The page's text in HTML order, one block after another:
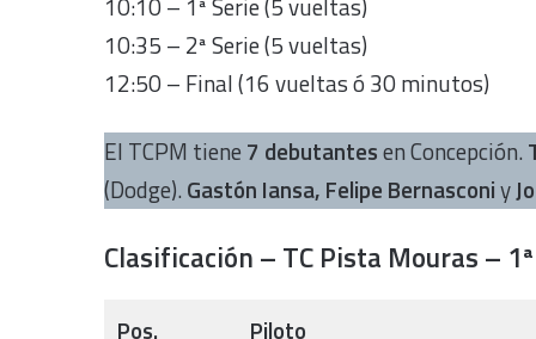
10:35 – 2ª Serie (5 vueltas)
12:50 – Final (16 vueltas ó 30 minutos)
El TCPM tiene 7 debutantesen Concepción.
(Dodge). Gastón Iansa, Felipe Bernasconiy
Clasificación – TC Pista Mouras –
Pos. Piloto